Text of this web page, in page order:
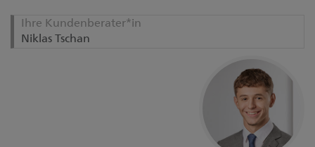
Ihre Kundenberater*in